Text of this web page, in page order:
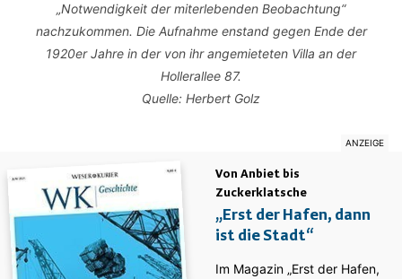
„Notwendigkeit der miterlebenden Beobachtung“
nachzukommen. Die Aufnahme enstand gegen Ende der
1920er Jahre in der von ihr angemieteten Villa an der
Hollerallee 87.
Quelle: Herbert Golz
Von Anbiet bis
Zuckerklatsche
„Erst der Hafen, dann
ist die Stadt“
Im Magazin „Erst der Hafen,